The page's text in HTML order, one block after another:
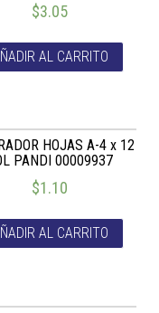
$3.05
AL CARRITO
HOJAS A-4 x 12
PANDI 00009937
$1.10
AL CARRITO